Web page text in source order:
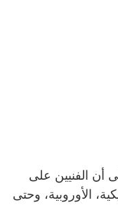
أن الفنيين على
الأوروبية، وحتى